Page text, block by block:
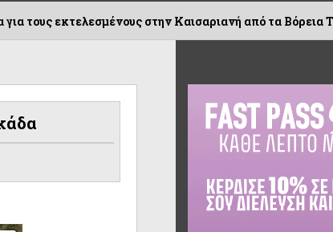
στην Καισαριανή από τα Βόρεια Τζουμέρκα